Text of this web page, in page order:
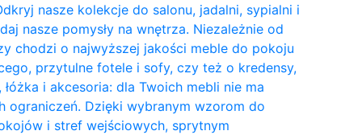
nasze kolekcje do salonu, jadalni, sypialni i
nasze pomysły na wnętrza. Niezależnie od
chodzi o najwyższej jakości meble do pokoju
przytulne fotele i sofy, czy też o kredensy,
i akcesoria: dla Twoich mebli nie ma
ograniczeń. Dzięki wybranym wzorom do
i stref wejściowych, sprytnym